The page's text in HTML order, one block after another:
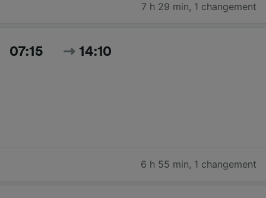
7 h 29 min, 1 changement
07:15 14:10
6 h 55 min, 1 changement